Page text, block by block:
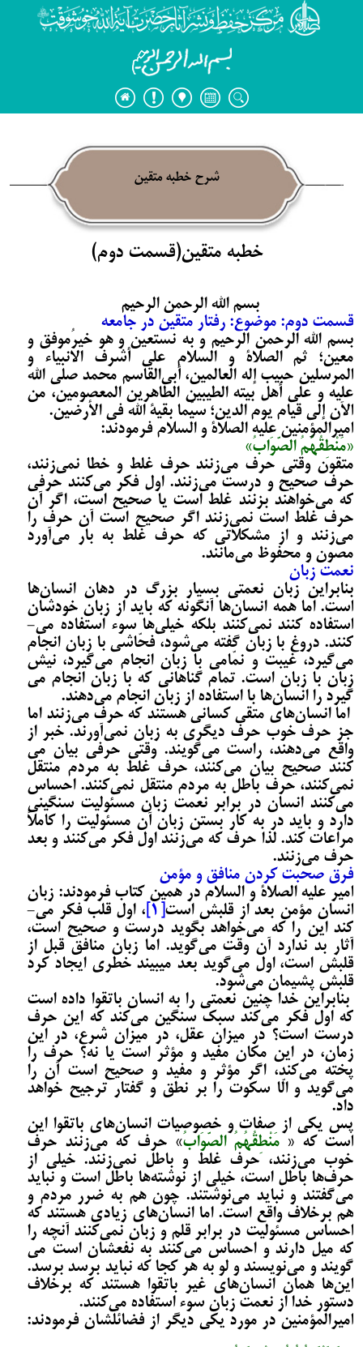
شرح خطبه متقین
خطبه متقین(قسمت دوم)
بسم الله الرحمن الرحیم
قسمت دوم: موضوع: رفتار متقین در جامعه
بسم الله الرحمن الرحیم و به نستعین و هو خیرُموفق و
معین؛ ثم الصلاة و السلام علی أشرف الانبیاء و
المرسلین حبیب إله العالمین، أبی‌­القاسم محمد صلی الله
علیه و علی أهل بیته الطیبین الطاهرین المعصومین، من
الآن إلی قیام یوم الدین؛ سیّما بقیة الله فی الأرضین.
امیرالمؤمنین علیه الصلاة و السلام فرمودند:
«مَنْطِقُهُمُ الصَّوَابُ»
متقون وقتی حرف می­‌زنند حرف غلط و خطا نمی‌­زنند،
حرف صحیح و درست می‌­زنند. اول فکر می­‌کنند حرفی
که می­‌خواهند بزنند غلط است یا صحیح است، اگر آن
حرف غلط است نمی‌­زنند اگر صحیح است آن حرف را
می‌­زنند و از مشکلاتی که حرف غلط به بار می­‌آورد
مصون و محفوظ می‌­ما­نند.
نعمت زبان
بنابراین زبان نعمتی بسیار بزرگ در دهان انسان‌ها
است. اما همه انسان‌ها آن­گونه که باید از زبان خودشان
استفاده کنند نمی­‌کنند بلکه خیلی‌ها سوء استفاده می‌­
کنند. دروغ با زبان گفته می­‌شود، فحّاشی با زبان انجام
می­‌گیرد، غیبت و نمّامی با زبان انجام می‌­گیرد، نیش
زبان با زبان است. تمام گناهانی که با زبان انجام می­‌
گیرد را انسان‌ها با استفاده از زبان انجام می‌دهند.
اما انسان‌های متقی کسانی هستند که حرف می‌­زنند اما
جز حرف خوب حرف دیگری به زبان نمی‌­آورند. خبر از
واقع می‌­دهند، راست می­‌گویند. وقتی حرفی بیان می­‌
کنند صحیح بیان می‌کنند، حرف غلط به مردم منتقل
نمی­‌کنند، حرف باطل به مردم منتقل نمی­‌کنند. احساس
می­‌کنند انسان در برابر نعمت زبان مسئولیت سنگینی
دارد و باید در به کار بستن زبان آن مسئولیت را کاملاً
مراعات کند. لذا حرف که می‌­زنند اول فکر می‌­کنند و بعد
حرف می­‌زنند.
فرق صحبت کردن منافق و مؤمن
امیر علیه الصلاة و السلام در همین کتاب فرمودند: زبان
انسان مؤمن بعد از قلبش است
، اول قلب فکر می‌­
کند این را که می­‌خواهد بگوید درست و صحیح است،
آثار بد ندارد آن وقت می­‌گوید. اما زبان منافق قبل از
قلبش است، اول می­‌گوید بعد می­بیند خطری ایجاد کرد
قلبش پشیمان می­‌شود.
بنابراین خدا چنین نعمتی را به انسان باتقوا داده است
که اول فکر می‌­کند سبک سنگین می‌کند که این حرف
درست است؟ در میزان عقل، در میزان شرع، در این
زمان، در این مکان مفید و مؤثر است یا نه؟ حرف را
پخته می‌کند، اگر مؤثر و مفید و صحیح است آن را
می‌گوید و الّا سکوت را بر نطق و گفتار ترجیح خواهد
داد.
پس یکی از صفات و خصوصیات انسان‌های باتقوا این
است که «مَنْطِقُهُمُ الصَّوَابُ» حرف که می­‌زنند حرف
خوب می‌­زنند، حرف غلط و باطل نمی­‌زنند. خیلی از
حرف‌ها باطل است، خیلی از نوشته‌ها باطل است و نباید
می‌­گفتند و نباید می­‌نوشتند. چون هم به ضرر مردم و
هم برخلاف واقع است. اما انسان‌های زیادی هستند که
احساس مسئولیت در برابر قلم و زبان نمی­‌کنند آنچه را
که میل دارند و احساس می­‌کنند به نفعشان است می­‌
گویند و می­‌نویسند و لو به هر کجا که نباید برسد برسد.
این‌ها همان انسان‌های غیر باتقوا هستند که برخلاف
دستور خدا از نعمت زبان سوء استفاده می­‌کنند.
امیرالمؤمنین در مورد یکی دیگر از فضائلشان فرمودند: